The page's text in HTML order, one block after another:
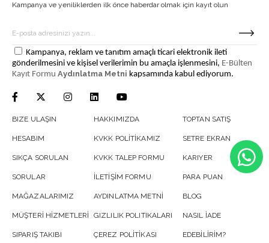
Kampanya ve yeniliklerden ilk önce haberdar olmak için kayıt olun
Kampanya, reklam ve tanıtım amaçlı ticari elektronik ileti
gönderilmesini ve kişisel verilerimin bu amaçla işlenmesini, E-Bülten
Kayıt Formu Aydınlatma Metni kapsamında kabul ediyorum.
BIZE ULAŞIN
HESABIM
SIKÇA SORULAN
SORULAR
MAĞAZALARIMIZ
MÜŞTERİ HİZMETLERİ
SIPARIŞ TAKIBI
HAKKIMIZDA
KVKK POLİTİKAMIZ
KVKK TALEP FORMU
İLETİŞİM FORMU
AYDINLATMA METNİ
GIZLILIK POLITIKALARI
ÇEREZ POLİTİKASI
TOPTAN SATIŞ
SETRE EKRAN
KARIYER
PARA PUAN
BLOG
NASIL İADE
EDEBİLİRİM?